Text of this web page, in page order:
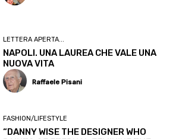
LETTERA APERTA...
NAPOLI. UNA LAUREA CHE VALE UNA
NUOVA VITA
Raffaele Pisani
FASHION/LIFESTYLE
“DANNY WISE THE DESIGNER WHO